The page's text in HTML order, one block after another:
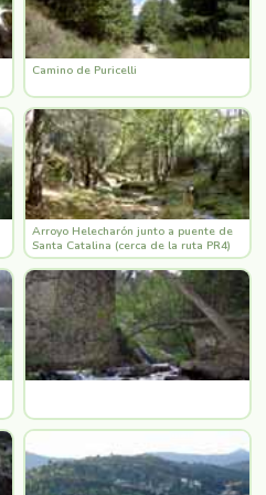
Camino de Puricelli
Arroyo Helecharón junto a puente de
Santa Catalina (cerca de la ruta PR4)